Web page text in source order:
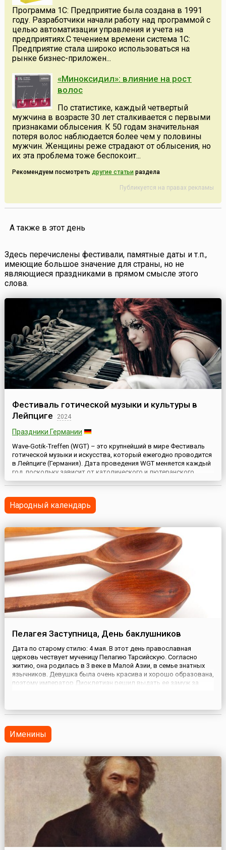
Программа 1С: Предприятие была создана в 1991
году. Разработчики начали работу над программой с
целью автоматизации управления и учета на
предприятиях.С течением времени система 1С:
Предприятие стала широко использоваться на
рынке бизнес-приложен...
«Миноксидил»: влияние на рост
волос
По статистике, каждый четвертый
мужчина в возрасте 30 лет сталкивается с первыми
признаками облысения. К 50 годам значительная
потеря волос наблюдается более чем у половины
мужчин. Женщины реже страдают от облысения, но
их эта проблема тоже беспокоит...
Рекомендуем посмотреть другие статьи раздела
Публикуется на правах рекламы
А также в этот день
Здесь перечислены фестивали, памятные даты и т.п.,
имеющие большое значение для страны, но не
являющиеся праздниками в прямом смысле этого
слова.
Фестиваль готической музыки и культуры в
Лейпциге
2024
Праздники Германии
Wave-Gotik-Treffen (WGT) – это крупнейший в мире Фестиваль
готической музыки и искусства, который ежегодно проводится
в Лейпциге (Германия). Дата проведения WGT меняется каждый
год, поскольку зависит от католического и лютеранского
праздника Trinity Sunday. Официально WGT открывается в
действо начинается уже в ночь с четверга.Готы с...
Народный календарь
Пелагея Заступница, День баклушников
Дата по старому стилю: 4 мая. В этот день православная
церковь чествует мученицу Пелагию Тарсийскую. Согласно
житию, она родилась в 3 веке в Малой Азии, в семье знатных
язычников. Девушка была очень красива и хорошо образована,
поэтому император Диоклетиан решил выдать ее замуж за
Диоклети...
Именины